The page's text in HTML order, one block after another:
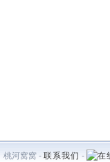
桃河窝窝 - 联系我们 -